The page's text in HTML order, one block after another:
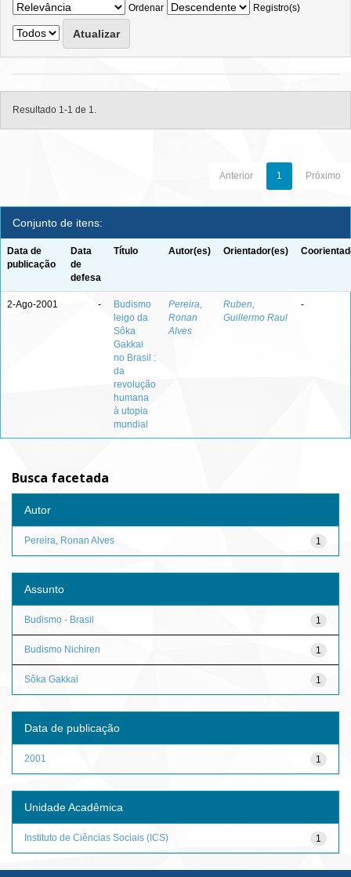
Ordenar
Registro(s)
Resultado 1-1 de 1.
Anterior 1 Próximo
Conjunto de itens:
Data de
publicação
Data
de
defesa
Título Autor(es) Orientador(es)
2-Ago-2001 -
Budismo
leigo da
Sôka
Gakkai
no Brasil :
da
revolução
humana
à utopia
mundial
Pereira,
Ronan
Alves
Ruben,
Guillermo Raul
-
Busca facetada
Autor
1
Pereira, Ronan Alves
Assunto
1
Budismo - Brasil
1
Budismo Nichiren
1
Sôka Gakkai
Data de publicação
1
2001
Unidade Acadêmica
1
Instituto de Ciências Sociais (ICS)